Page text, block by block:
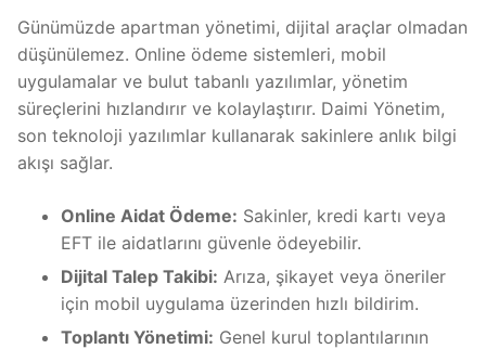
Günümüzde apartman yönetimi, dijital araçlar olmadan
düşünülemez. Online ödeme sistemleri, mobil
uygulamalar ve bulut tabanlı yazılımlar, yönetim
süreçlerini hızlandırır ve kolaylaştırır. Daimi Yönetim,
son teknoloji yazılımlar kullanarak sakinlere anlık bilgi
akışı sağlar.
Online Aidat Ödeme: Sakinler, kredi kartı veya
EFT ile aidatlarını güvenle ödeyebilir.
Dijital Talep Takibi: Arıza, şikayet veya öneriler
için mobil uygulama üzerinden hızlı bildirim.
Toplantı Yönetimi: Genel kurul toplantılarının